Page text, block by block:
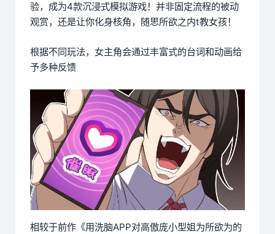
验，成为4款沉浸式模拟游戏！并非固定流程的被动
观赏，还是让你化身核角，随思所欲之内t教女孩！
根据不同玩法，女主角会通过丰富式的台词和动画给
予多种反馈
相较于前作《用洗脑APP对高傲庞小型姐为所欲为的